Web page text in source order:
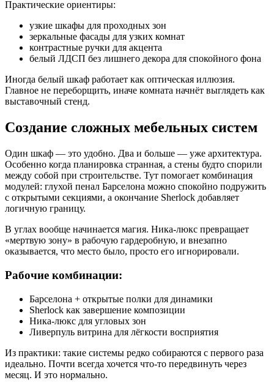
Практические ориентиры:
узкие шкафы для проходных зон
зеркальные фасады для узких комнат
контрастные ручки для акцента
белый ЛДСП без лишнего декора для спокойного фона
Иногда белый шкаф работает как оптическая иллюзия.
Главное не переборщить, иначе комната начнёт выглядеть как
выставочный стенд.
Создание сложных мебельных систем
Один шкаф — это удобно. Два и больше — уже архитектура.
Особенно когда планировка странная, а стены будто спорили
между собой при строительстве. Тут помогает комбинация
модулей: глухой пенал Барселона можно спокойно подружить
с открытыми секциями, а окончание Sherlock добавляет
логичную границу.
В углах вообще начинается магия. Ника-люкс превращает
«мертвую зону» в рабочую гардеробную, и внезапно
оказывается, что место было, просто его игнорировали.
Рабочие комбинации:
Барселона + открытые полки для динамики
Sherlock как завершение композиции
Ника-люкс для угловых зон
Ливерпуль витрина для лёгкости восприятия
Из практики: такие системы редко собираются с первого раза
идеально. Почти всегда хочется что-то передвинуть через
месяц. И это нормально.